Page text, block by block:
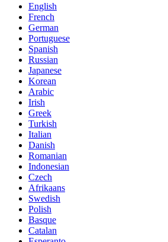
English
French
German
Portuguese
Spanish
Russian
Japanese
Korean
Arabic
Irish
Greek
Turkish
Italian
Danish
Romanian
Indonesian
Czech
Afrikaans
Swedish
Polish
Basque
Catalan